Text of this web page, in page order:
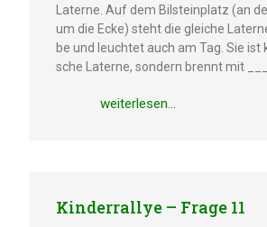
Later­ne. Auf dem Bilstein­platz (an
um die Ecke) steht die gleiche
be und leuch­tet auch am Tag. Sie
sche Later­ne, sondern brennt mit
weiter­le­sen…
Kinder­ral­lye – Frage 11